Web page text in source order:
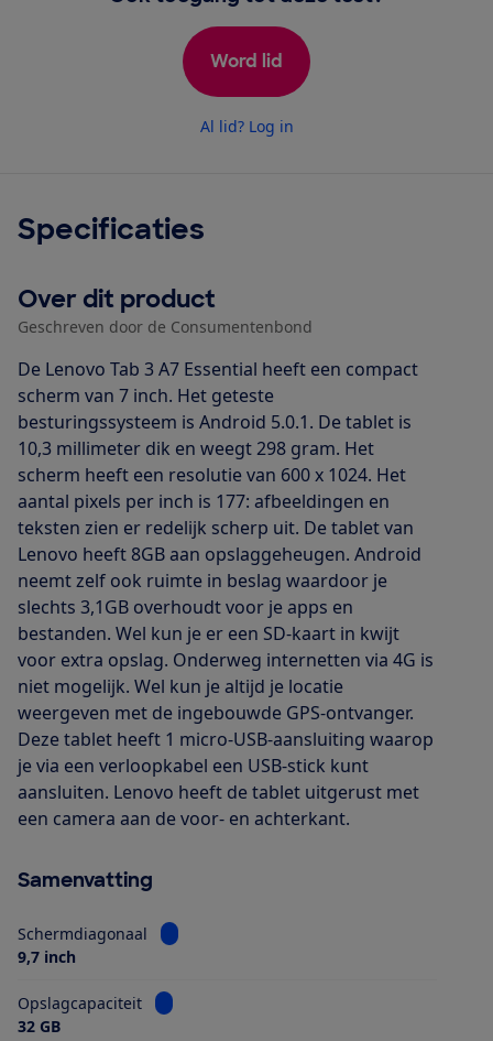
Word lid
Al lid? Log in
Specificaties
Over dit product
Geschreven door de Consumentenbond
De Lenovo Tab 3 A7 Essential heeft een compact
scherm van 7 inch. Het geteste
besturingssysteem is Android 5.0.1. De tablet is
10,3 millimeter dik en weegt 298 gram. Het
scherm heeft een resolutie van 600 x 1024. Het
aantal pixels per inch is 177: afbeeldingen en
teksten zien er redelijk scherp uit. De tablet van
Lenovo heeft 8GB aan opslaggeheugen. Android
neemt zelf ook ruimte in beslag waardoor je
slechts 3,1GB overhoudt voor je apps en
bestanden. Wel kun je er een SD-kaart in kwijt
voor extra opslag. Onderweg internetten via 4G is
niet mogelijk. Wel kun je altijd je locatie
weergeven met de ingebouwde GPS-ontvanger.
Deze tablet heeft 1 micro-USB-aansluiting waarop
je via een verloopkabel een USB-stick kunt
aansluiten. Lenovo heeft de tablet uitgerust met
een camera aan de voor- en achterkant.
Samenvatting
Schermdiagonaal
Bekijk informatie voor Schermdiagonaal
9,7 inch
Opslagcapaciteit
Bekijk informatie voor Opslagcapaciteit
32 GB